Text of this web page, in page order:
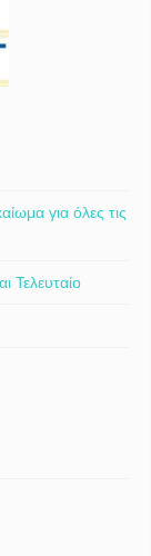
για όλες τις